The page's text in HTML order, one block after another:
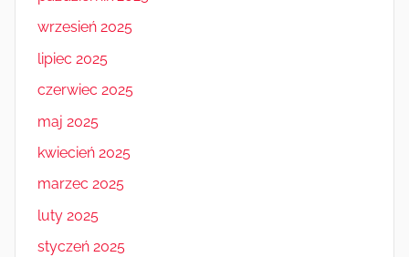
wrzesień 2025
lipiec 2025
czerwiec 2025
maj 2025
kwiecień 2025
marzec 2025
luty 2025
styczeń 2025